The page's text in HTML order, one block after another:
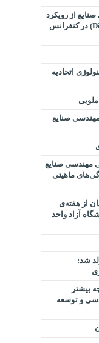
از رویکرد
تحول دیجیتال (Digital Transformation) در کنفرانس
اتحادیه
صنایع
مهندسی صنایع
ماهیتی
از هفته‌ی
آزاد واحد
شد:
بیشتر
و توسعه